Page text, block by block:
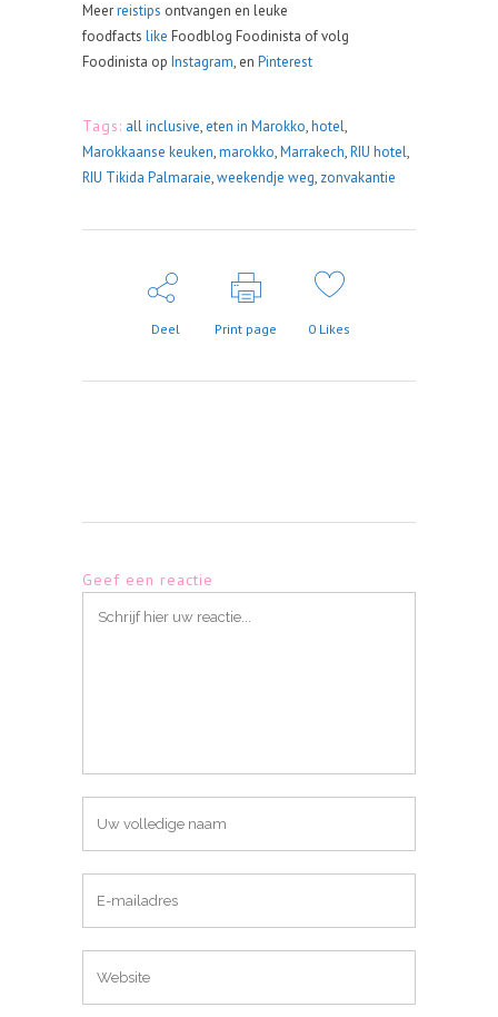
Meerreistips ontvangen en leuke
foodfacts like Foodblog Foodinista of volg
Foodinista op Instagram, en Pinterest
Tags: all inclusive, eten in Marokko,hotel,
Marokkaanse keuken,marokko,Marrakech,RIU hotel,
RIU Tikida Palmaraie,weekendje weg, zonvakantie
Deel Print page 0 Likes
Geef een reactie